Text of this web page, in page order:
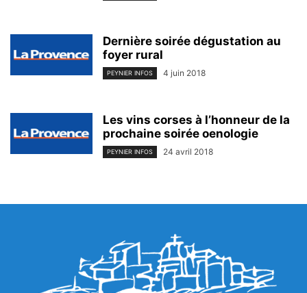
Dernière soirée dégustation au
foyer rural
PEYNIER INFOS 4 juin 2018
Les vins corses à l’honneur de la
prochaine soirée oenologie
PEYNIER INFOS 24 avril 2018